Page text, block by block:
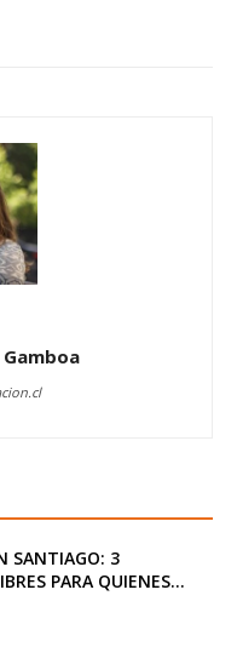
SANTIAGO: 3
PARA QUIENES...